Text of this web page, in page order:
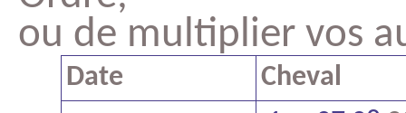
ou de multiplier vos
Date
Cheval